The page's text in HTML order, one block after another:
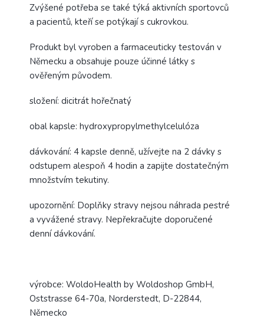
Zvýšené potřeba se také týká aktivních sportovců
a pacientů, kteří se potýkají s cukrovkou.
Produkt byl vyroben a farmaceuticky testován v
Německu a obsahuje pouze účinné látky s
ověřeným původem.
složení: dicitrát hořečnatý
obal kapsle: hydroxypropylmethylcelulóza
dávkování: 4 kapsle denně, užívejte na 2 dávky s
odstupem alespoň 4 hodin a zapijte dostatečným
množstvím tekutiny.
upozornění: Doplňky stravy nejsou náhrada pestré
a vyvážené stravy. Nepřekračujte doporučené
denní dávkování.
výrobce: WoldoHealth by Woldoshop GmbH,
Oststrasse 64-70a, Norderstedt, D-22844,
Německo